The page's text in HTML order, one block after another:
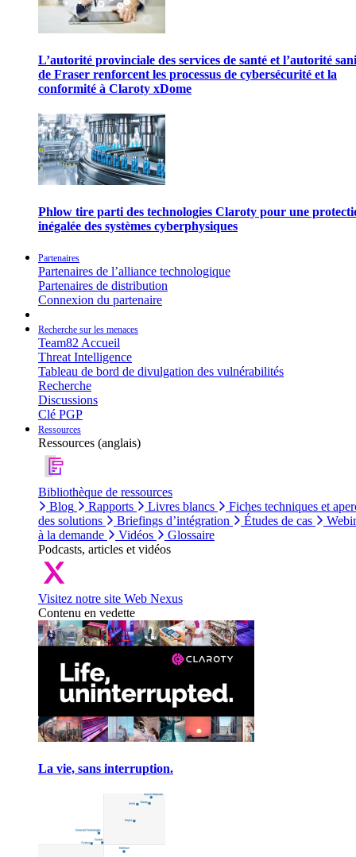
L’autorité provinciale des services de santé et l’autorité
de Fraser renforcent les processus de cybersécurité et la
conformité à Claroty xDome
Phlow tire parti des technologies Claroty pour une
inégalée des systèmes cyberphysiques
Partenaires
Partenaires de l’alliance technologique
Partenaires de distribution
Connexion du partenaire
Recherche sur les menaces
Team82 Accueil
Threat Intelligence
Tableau de bord de divulgation des vulnérabilités
Recherche
Discussions
Clé PGP
Ressources
Ressources (anglais)
Bibliothèque de ressources
Blog
Rapports Livres blancs
Fiches techniques et
des solutions
Briefings d’intégration Études de cas
à la demande
Vidéos
Glossaire
Podcasts, articles et vidéos
Visitez notre site Web Nexus
Contenu en vedette
La vie, sans interruption.